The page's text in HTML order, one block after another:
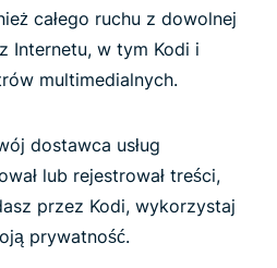
całego ruchu z dowolnej
Internetu, w tym Kodi i
multimedialnych.
dostawca usług
lub rejestrował treści,
przez Kodi, wykorzystaj
prywatność.